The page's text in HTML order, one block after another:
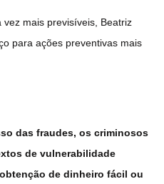
mais previsíveis, Beatriz
para ações preventivas mais
das fraudes, os criminosos
de vulnerabilidade
de dinheiro fácil ou